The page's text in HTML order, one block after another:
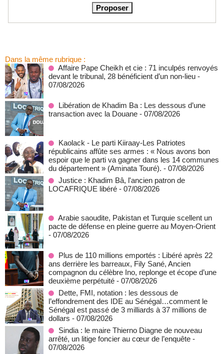
Dans la même rubrique :
Affaire Pape Cheikh et cie : 71 inculpés renvoyés
devant le tribunal, 28 bénéficient d’un non-lieu -
07/08/2026
Libération de Khadim Ba : Les dessous d’une
transaction avec la Douane - 07/08/2026
Kaolack - Le parti Kiiraay-Les Patriotes
républicains affûte ses armes : « Nous avons bon
espoir que le parti va gagner dans les 14 communes
du département » (Aminata Touré). - 07/08/2026
Justice : Khadim Bâ, l'ancien patron de
LOCAFRIQUE libéré - 07/08/2026
Arabie saoudite, Pakistan et Turquie scellent un
pacte de défense en pleine guerre au Moyen-Orient
- 07/08/2026
Plus de 110 millions emportés : Libéré après 22
ans derrière les barreaux, Fily Sané, Ancien
compagnon du célèbre Ino, replonge et écope d’une
deuxième perpétuité - 07/08/2026
Dette, FMI, notation : les dessous de
l’effondrement des IDE au Sénégal…comment le
Sénégal est passé de 3 milliards à 37 millions de
dollars - 07/08/2026
Sindia : le maire Thierno Diagne de nouveau
arrêté, un litige foncier au cœur de l’enquête -
07/08/2026